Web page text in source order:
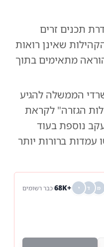
תכנים זרים
שאינן רואות
מתאימים בתוך
הממשלה להגיע
הגזרה" לקראת
נוספת בעוד
ברורות יותר
מ ד י +68K כבר רשומים